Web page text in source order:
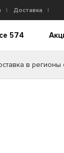
Доставка
574
в регионы